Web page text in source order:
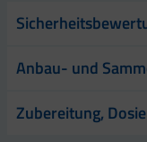
Anbau- und
Zubereitung,